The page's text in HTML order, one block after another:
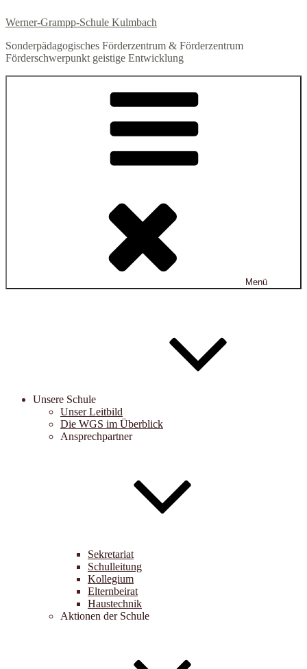
Inhalt
Werner-Grampp-Schule Kulmbach
Sonderpädagogisches Förderzentrum & Förderzentrum
Förderschwerpunkt geistige Entwicklung
Menü
Unsere Schule
Unser Leitbild
Die WGS im Überblick
Ansprechpartner
Sekretariat
Schulleitung
Kollegium
Elternbeirat
Haustechnik
Aktionen der Schule